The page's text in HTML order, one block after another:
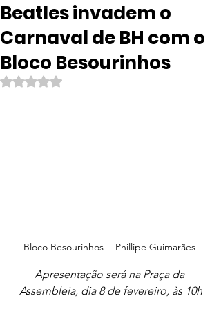
Beatles invadem o
Carnaval de BH com o
Bloco Besourinhos
Avaliado com NaN de 5 estrelas.
Bloco Besourinhos -  Phillipe Guimarães
Apresentação será na Praça da
Assembleia, dia 8 de fevereiro, às 10h